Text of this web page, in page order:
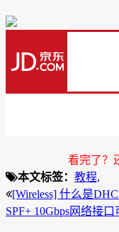
看完了？
本文标签： 教程,
[Wireless] 什么是
SPF+ 10Gbps网络接